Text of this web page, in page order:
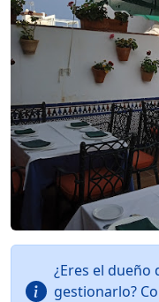
¿Eres el dueño
gestionarlo?